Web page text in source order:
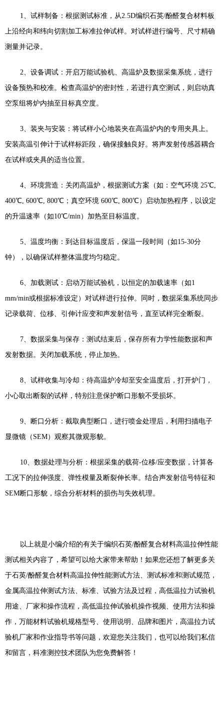
1、 试样制备：根据测试标准，从2.5D编织石英/酚醛复合材料板
上沿经向和纬向切割加工标准拉伸试样。对试样进行编号、尺寸精确
测量并记录。
2、 设备调试：开启万能试验机、高温炉及数据采集系统，进行
设备预热和校准。检查高温炉的密封性，若进行真空测试，则启动真
空泵组将炉内抽至目标真空度。
3、 装夹与安装：将试样小心地装夹在高温炉内的专用夹具上。
安装高温引伸计于试样标距段，确保接触良好。将声发射传感器耦合
在试样或夹具的适当位置。
4、 环境营造：关闭高温炉，根据测试方案（如：空气环境 25℃,
400℃, 600℃, 800℃；真空环境 600℃, 800℃）启动加热程序，以设定
的升温速率（如10℃/min）加热至目标温度。
5、 温度均衡：到达目标温度后，保温一段时间（如15-30分
钟），以确保试样整体温度均匀稳定。
6、 加载测试：启动万能试验机，以恒定的加载速率（如1
mm/min或根据标准设定）对试样进行拉伸。同时，数据采集系统同步
记录载荷、位移、引伸计应变和声发射信号，直至试样完全断裂。
7、 数据采集与保存：测试结束后，保存所有力学性能数据和声
发射数据。关闭加载系统，停止加热。
8、 试样收集与冷却：待高温炉冷却至安全温度后，打开炉门，
小心取出断裂的试样，特别注意保护断口形貌不受损坏。
9、 断口分析：截取典型断口，进行喷金处理后，利用扫描电子
显微镜（ SEM）观察其微观形貌。
10、 数据处理与分析：根据采集的载荷-位移/应变数据，计算各
工况下的拉伸强度、弹性模量及断裂伸长率。结合声发射信号特征和
SEM断口形貌，综合分析材料的损伤与失效机理。
以上就是小编介绍的有关于编织石英/酚醛复合材料高温拉伸性能
测试相关内容了，希望可以给大家带来帮助！如果您还想了解更多关
于石英/酚醛复合材料高温拉伸性能测试方法、测试标准和测试规范，
金属高温拉伸测试方法、标准、试验方法及过程，高低温拉力试验机
用途、厂家和操作流程，高低温拉伸试验机操作视频、使用方法和操
作，万能材料试验机规格型号、使用说明、品牌和图片，高温拉力试
验机厂家和作业指导书等问题，欢迎您关注我们，也可以给我们私信
和留言，科准测控技术团队为您免费解答！